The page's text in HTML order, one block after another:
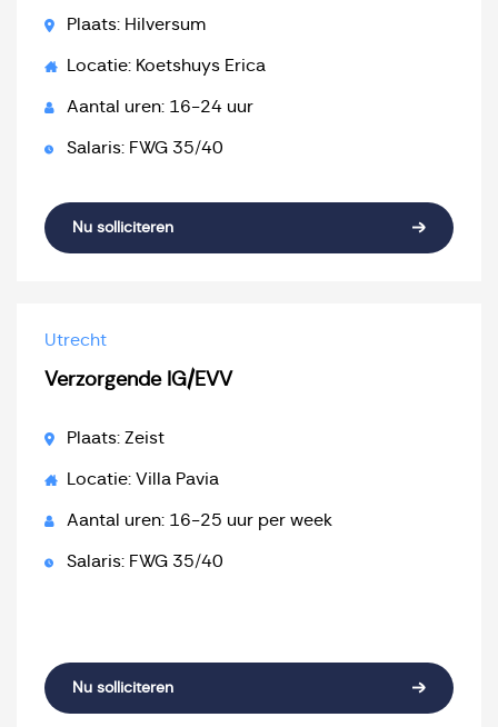
Plaats: Hilversum
Locatie: Koetshuys Erica
Aantal uren: 16-24 uur
Salaris: FWG 35/40
Nu solliciteren
Utrecht
Verzorgende IG/EVV
Plaats: Zeist
Locatie: Villa Pavia
Aantal uren: 16-25 uur per week
Salaris: FWG 35/40
Nu solliciteren